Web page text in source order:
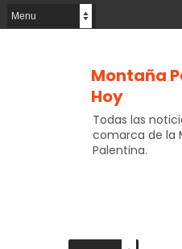
Montaña
Hoy
Todas las
comarca de la
Palentina.